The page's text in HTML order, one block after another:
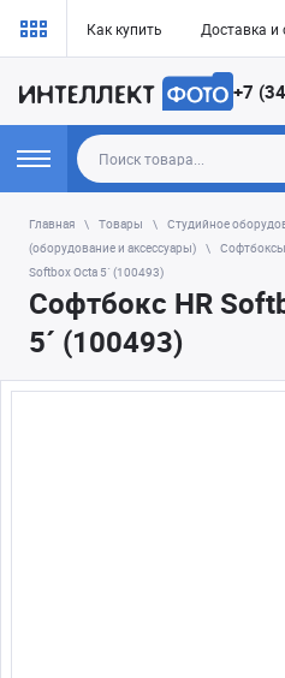
Как купить Доставка и
+7
Главная Товары Студийное
(оборудование и аксессуары)
Софтбоксы
Softbox Octa 5´ (100493)
Софтбокс HR
5´ (100493)